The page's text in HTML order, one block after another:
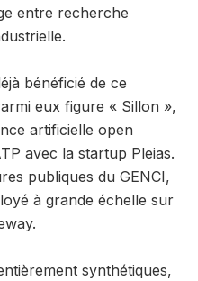
entre recherche
bénéficié de ce
eux figure « Sillon »,
artificielle open
avec la startup Pleias.
publiques du GENCI,
à grande échelle sur
synthétiques,